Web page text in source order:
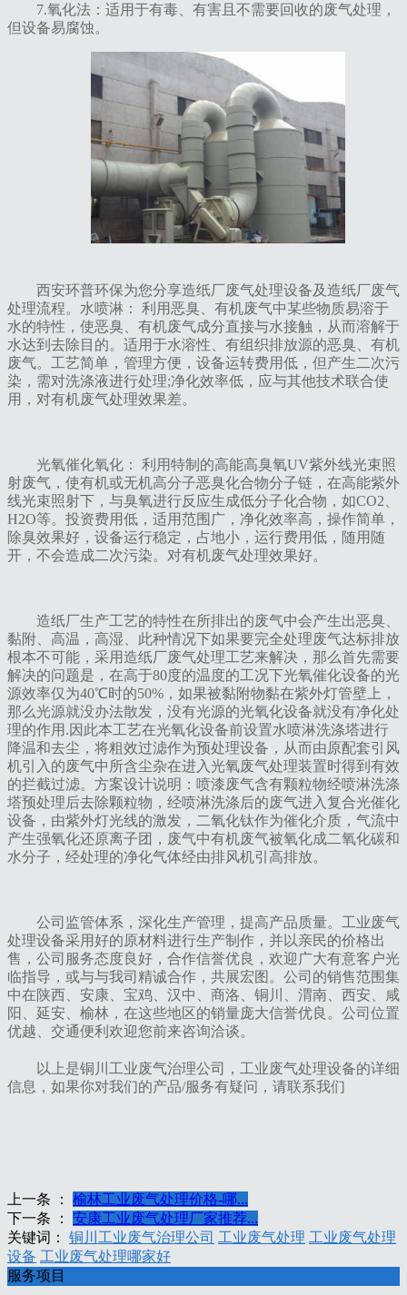
‌7.氧化法‌：适用于有毒、有害且不需要回收的废气处理，
但设备易腐蚀。
西安环普环保为您分享造纸厂废气处理设备及造纸厂废气
处理流程。水喷淋： 利用恶臭、有机废气中某些物质易溶于
水的特性，使恶臭、有机废气成分直接与水接触，从而溶解于
水达到去除目的。适用于水溶性、有组织排放源的恶臭、有机
废气。工艺简单，管理方便，设备运转费用低，但产生二次污
染，需对洗涤液进行处理;净化效率低，应与其他技术联合使
用，对有机废气处理效果差。
光氧催化氧化： 利用特制的高能高臭氧UV紫外线光束照
射废气，使有机或无机高分子恶臭化合物分子链，在高能紫外
线光束照射下，与臭氧进行反应生成低分子化合物，如CO2、
H2O等。投资费用低，适用范围广，净化效率高，操作简单，
除臭效果好，设备运行稳定，占地小，运行费用低，随用随
开，不会造成二次污染。对有机废气处理效果好。
造纸厂生产工艺的特性在所排出的废气中会产生出恶臭、
黏附、高温，高湿、此种情况下如果要完全处理废气达标排放
根本不可能，采用造纸厂废气处理工艺来解决，那么首先需要
解决的问题是，在高于80度的温度的工况下光氧催化设备的光
源效率仅为40℃时的50%，如果被黏附物黏在紫外灯管壁上，
那么光源就没办法散发，没有光源的光氧化设备就没有净化处
理的作用.因此本工艺在光氧化设备前设置水喷淋洗涤塔进行
降温和去尘，将粗效过滤作为预处理设备，从而由原配套引风
机引入的废气中所含尘杂在进入光氧废气处理装置时得到有效
的拦截过滤。方案设计说明：喷漆废气含有颗粒物经喷淋洗涤
塔预处理后去除颗粒物，经喷淋洗涤后的废气进入复合光催化
设备，由紫外灯光线的激发，二氧化钛作为催化介质，气流中
产生强氧化还原离子团，废气中有机废气被氧化成二氧化碳和
水分子，经处理的净化气体经由排风机引高排放。
公司监管体系，深化生产管理，提高产品质量。工业废气
处理设备采用好的原材料进行生产制作，并以亲民的价格出
售，公司服务态度良好，合作信誉优良，欢迎广大有意客户光
临指导，或与与我司精诚合作，共展宏图。公司的销售范围集
中在陕西、安康、宝鸡、汉中、商洛、铜川、渭南、西安、咸
阳、延安、榆林，在这些地区的销量庞大信誉优良。公司位置
优越、交通便利欢迎您前来咨询洽谈。
以上是铜川工业废气治理公司，工业废气处理设备的详细
信息，如果你对我们的产品/服务有疑问，请联系我们
上一条 ：
榆林工业废气处理价格-哪...
下一条 ：
安康工业废气处理厂家推荐...
关键词： 铜川工业废气治理公司 工业废气处理 工业废气处理
设备 工业废气处理哪家好
服务项目